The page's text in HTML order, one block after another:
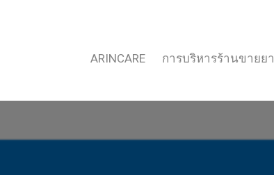
ARINCARE การบริหารร้านขายยา